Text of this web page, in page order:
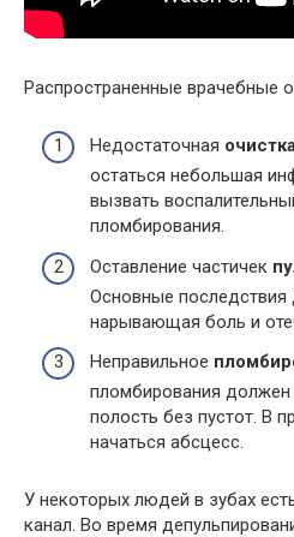
Распространенные врачебные
Недостаточная
остаться небольшая
вызвать
пломбирования.
Оставление частичек
Основные последствия
нарывающая боль и
Неправильное
пломбирования
полость без пустот. В
начаться абсцесс.
У некоторых людей в зубах
канал. Во время